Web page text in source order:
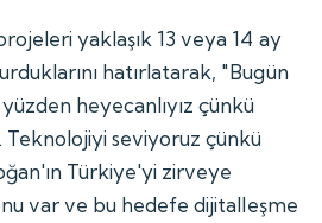
yaklaşık 13 veya 14 ay
hatırlatarak, "Bugün
yüzden heyecanlıyız çünkü
seviyoruz çünkü
Türkiye'yi zirveye
var ve bu hedefe dijitalleşme